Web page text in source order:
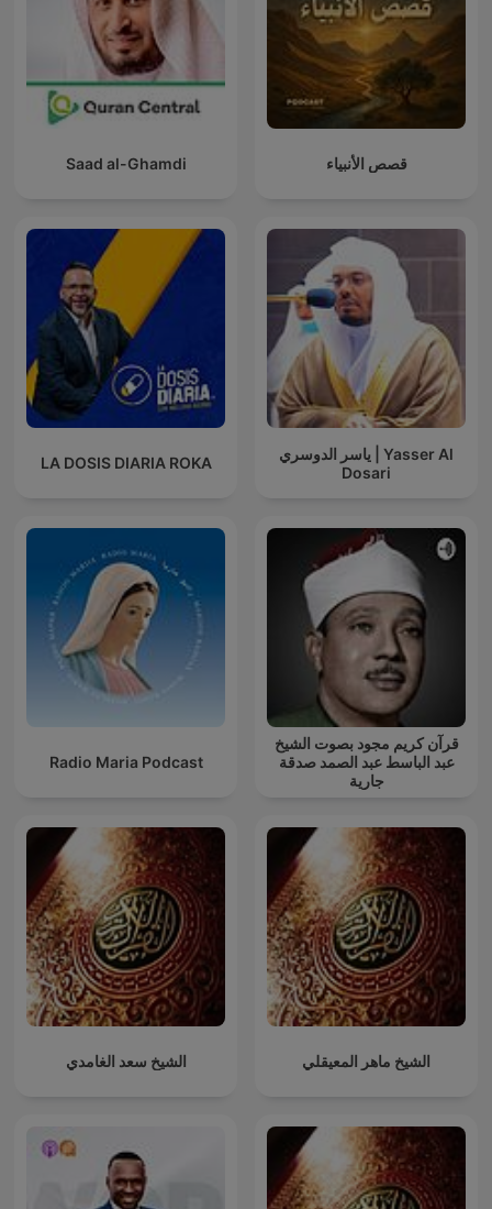
Saad al-Ghamdi قصص الأنبياء
LA DOSIS DIARIA ROKA
ياسر الدوسري | Yasser Al
Dosari
Radio Maria Podcast
قرآن كريم مجود بصوت الشيخ
عبد الباسط عبد الصمد صدقة
جارية
الشيخ سعد الغامدي الشيخ ماهر المعيقلي